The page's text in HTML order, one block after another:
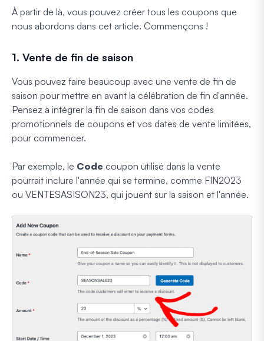
À partir de là, vous pouvez créer tous les coupons que
nous abordons dans cet article. Commençons !
1. Vente de fin de saison
Vous pouvez faire beaucoup avec une vente de fin de
saison pour mettre en avant la célébration de fin d'année.
Pensez à intégrer la fin de saison dans vos codes
promotionnels de coupons et vos dates de vente limitées,
pour commencer.
Par exemple, le Code coupon utilisé dans la vente
pourrait inclure l'année qui se termine, comme FIN2023
ou VENTESASISON23, qui jouent sur la saison et l'année.